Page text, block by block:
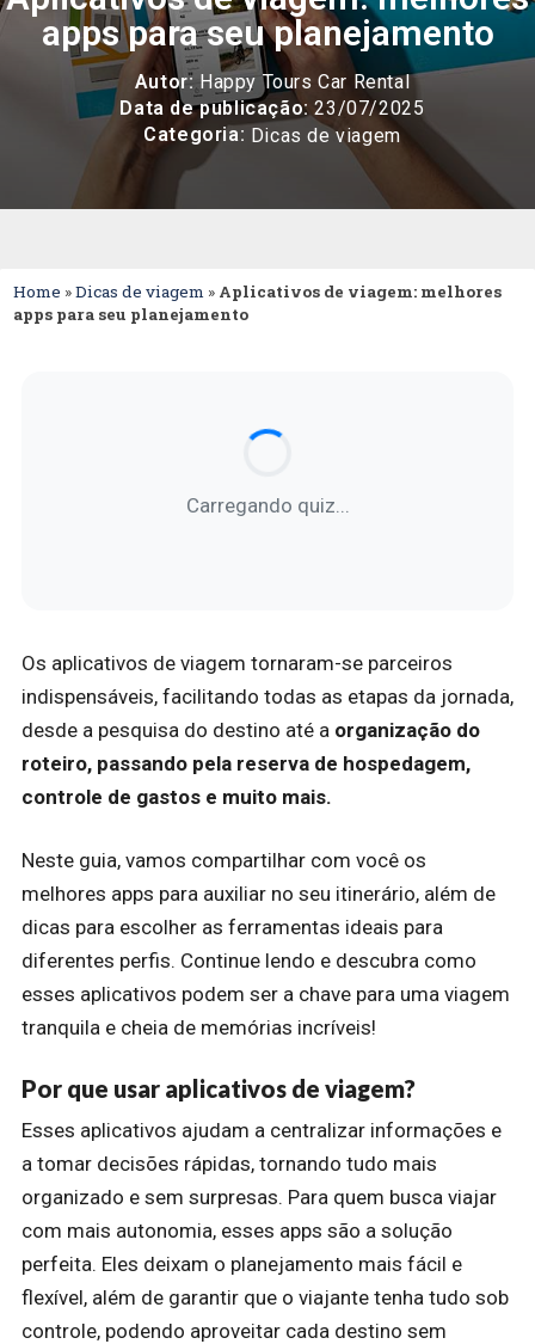
apps para seu planejamento
Autor:Happy Tours Car Rental
Data de publicação: 23/07/2025
Categoria: Dicas de viagem
Home »Dicas de viagem » Aplicativos de viagem: melhores
apps para seu planejamento
Carregando quiz...
Os aplicativos de viagem tornaram-se parceiros
indispensáveis, facilitando todas as etapas da jornada,
desde a pesquisa do destino até a organização do
roteiro, passando pela reserva de hospedagem,
controle de gastos e muito mais.
Neste guia, vamos compartilhar com você os
melhores apps para auxiliar no seu itinerário, além de
dicas para escolher as ferramentas ideais para
diferentes perfis. Continue lendo e descubra como
esses aplicativos podem ser a chave para uma viagem
tranquila e cheia de memórias incríveis!
Por que usar aplicativos de viagem?
Esses aplicativos ajudam a centralizar informações e
a tomar decisões rápidas, tornando tudo mais
organizado e sem surpresas. Para quem busca viajar
com mais autonomia, esses apps são a solução
perfeita. Eles deixam o planejamento mais fácil e
flexível, além de garantir que o viajante tenha tudo sob
controle, podendo aproveitar cada destino sem